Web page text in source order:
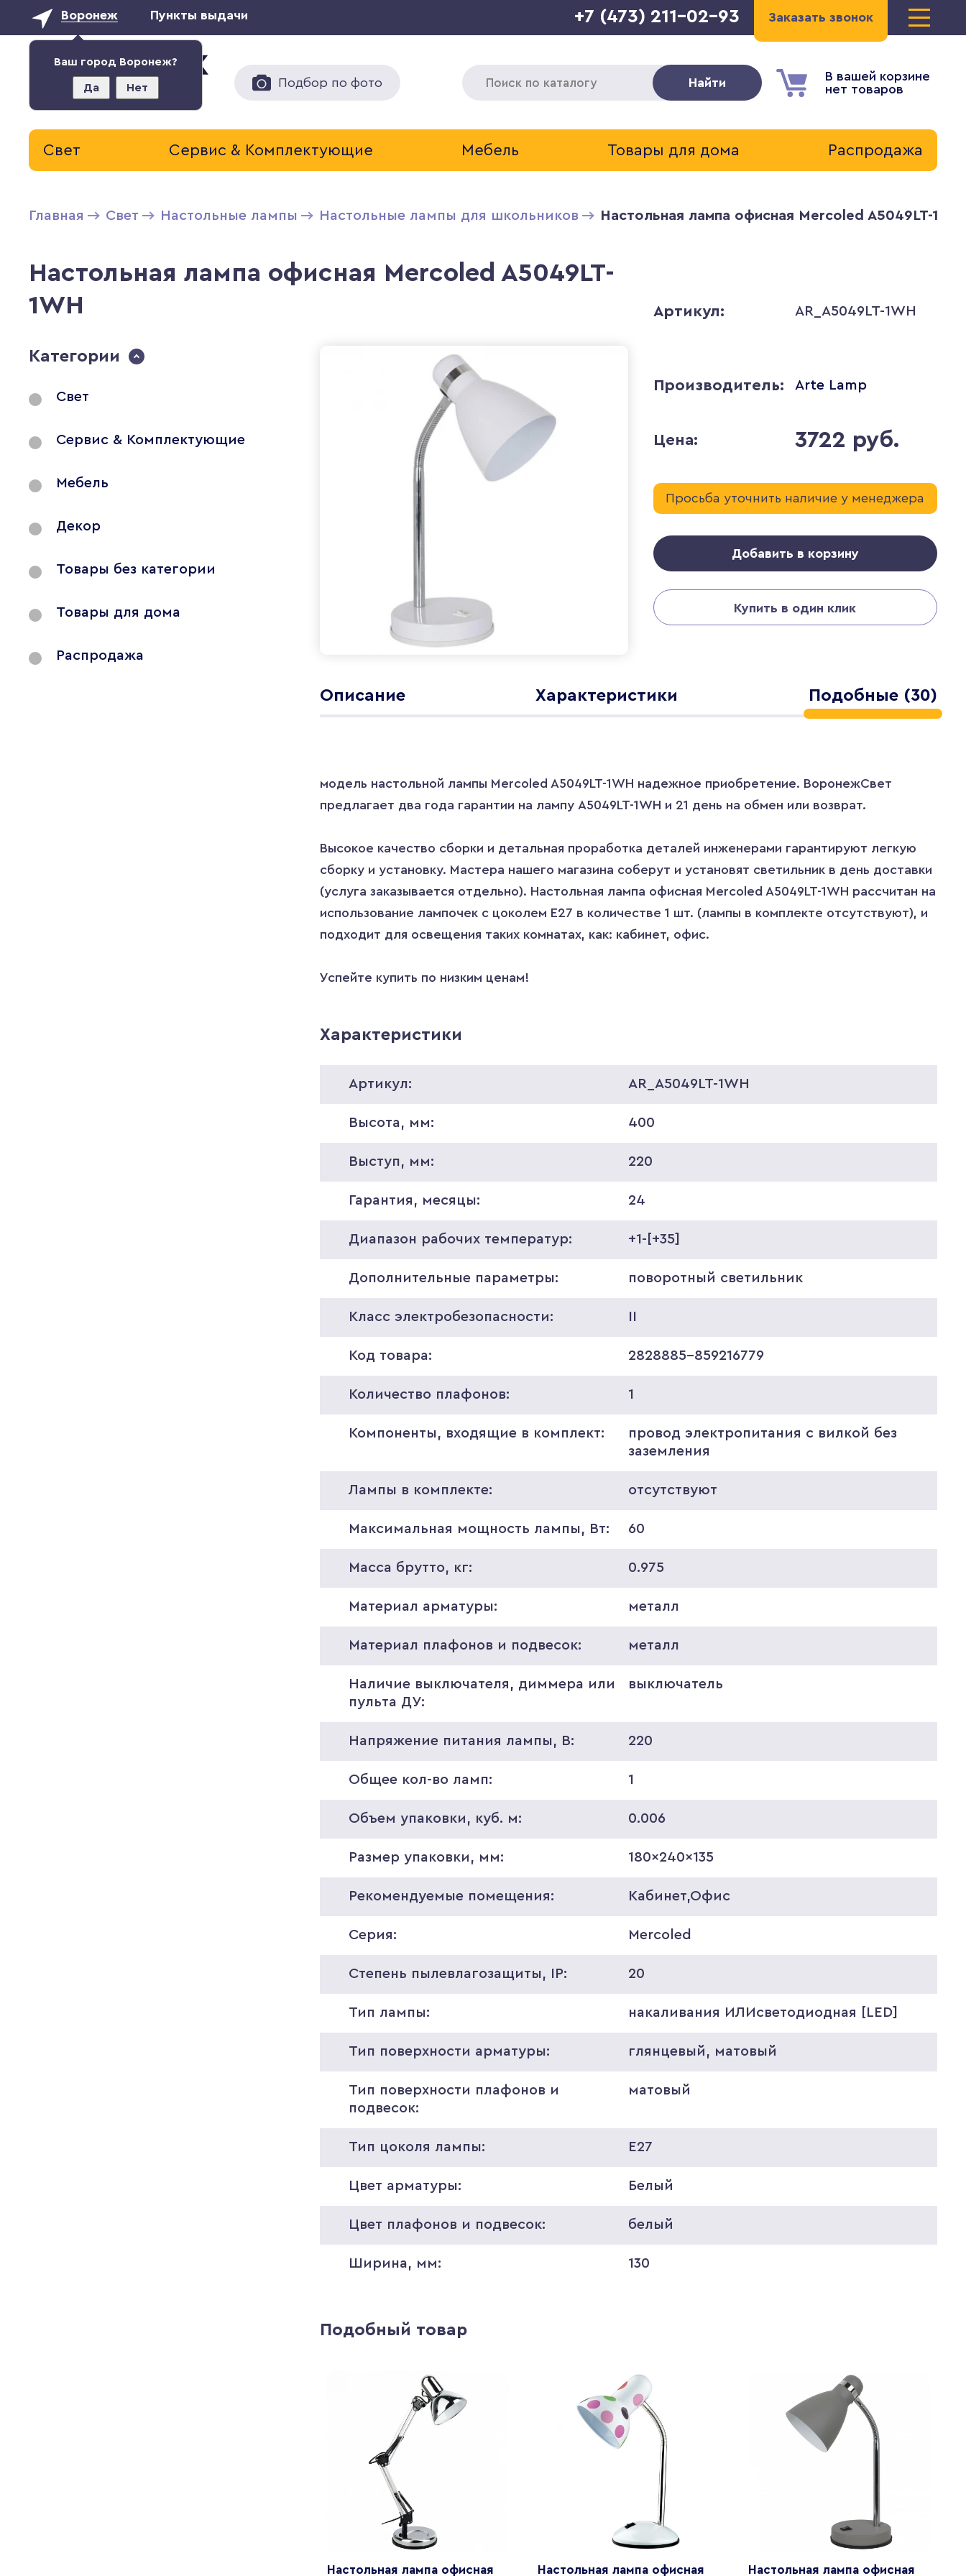
Воронеж
Ваш город Воронеж?
Да Нет
Пункты выдачи Заказать звонок
+7 (473) 211-02-93
Подбор по фото
В вашей корзине
нет товаров
Найти
Свет Сервис & Комплектующие Мебель Товары для дома Распродажа
Главная Свет Настольные лампы Настольные лампы для школьников Настольная лампа офисная Mercoled A5049LT-1WH
Настольная лампа офисная Mercoled A5049LT-
1WH
Категории
Свет
Сервис & Комплектующие
Мебель
Декор
Товары без категории
Товары для дома
Распродажа
Артикул: AR_A5049LT-1WH
Производитель: Arte Lamp
Цена: 3722 руб.
Просьба уточнить наличие у менеджера
Добавить в корзину
Купить в один клик
Описание Характеристики Подобные (30)
модель настольной лампы Mercoled A5049LT-1WH надежное приобретение. ВоронежСвет
предлагает два года гарантии на лампу A5049LT-1WH и 21 день на обмен или возврат.
Высокое качество сборки и детальная проработка деталей инженерами гарантируют легкую
сборку и установку. Мастера нашего магазина соберут и установят светильник в день доставки
(услуга заказывается отдельно). Настольная лампа офисная Mercoled A5049LT-1WH рассчитан на
использование лампочек с цоколем E27 в количестве 1 шт. (лампы в комплекте отсутствуют), и
подходит для освещения таких комнатах, как: кабинет, офис.
Успейте купить по низким ценам!
Характеристики
Артикул: AR_A5049LT-1WH
Высота, мм: 400
Выступ, мм: 220
Гарантия, месяцы: 24
Диапазон рабочих температур: +1-[+35]
Дополнительные параметры: поворотный светильник
Класс электробезопасности: II
Код товара: 2828885-859216779
Количество плафонов: 1
Компоненты, входящие в комплект:
провод электропитания с вилкой без
заземления
Лампы в комплекте: отсутствуют
Максимальная мощность лампы, Вт: 60
Масса брутто, кг: 0.975
Материал арматуры: металл
Материал плафонов и подвесок: металл
Наличие выключателя, диммера или
пульта ДУ:
выключатель
Напряжение питания лампы, В: 220
Общее кол-во ламп: 1
Объем упаковки, куб. м: 0.006
Размер упаковки, мм: 180x240x135
Рекомендуемые помещения: Кабинет,Офис
Серия: Mercoled
Степень пылевлагозащиты, IP: 20
Тип лампы: накаливания ИЛИсветодиодная [LED]
Тип поверхности арматуры: глянцевый, матовый
Тип поверхности плафонов и
подвесок:
матовый
Тип цоколя лампы: E27
Цвет арматуры: Белый
Цвет плафонов и подвесок: белый
Ширина, мм: 130
Подобный товар
Настольная лампа офисная Настольная лампа офисная Настольная лампа офисная